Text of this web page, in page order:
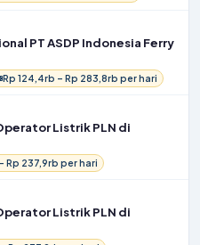
PT ASDP Indonesia Ferry
Rp 124,4rb – Rp 283,8rb per hari
Listrik PLN di
Rp 237,9rb per hari
Listrik PLN di